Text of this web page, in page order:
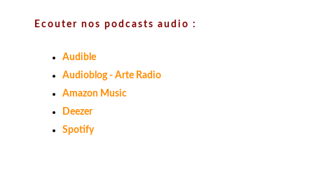
Ecouter nos podcasts audio :
Audible
Audioblog - Arte Radio
Amazon Music
Deezer
Spotify